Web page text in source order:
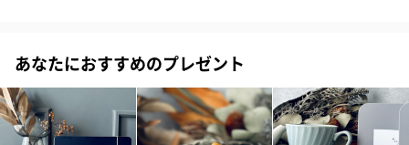
ココナッツとパイナップル
#男性 #女性 #夫 #妻 #父親
#祖父 #上司男性 #同僚女性 #同僚男性
#男子大学生 #10代 #20代前半 #20代後半 #30代
あなたにおすすめのプレゼント